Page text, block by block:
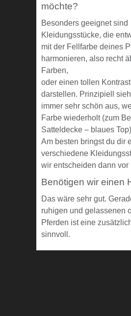
möchte?
Besonders geeignet sind
Kleidungsstücke, die
mit der Fellfarbe deines
harmonieren, also recht
Farben,
oder einen tollen
darstellen. Prinzipiell
immer sehr schön aus,
Farbe wiederholt (zum
Satteldecke – blaues Top)
Am besten bringst du dir
verschiedene
wir entscheiden dann vor
Benötigen wir einen
Das wäre sehr gut.
ruhigen und gelassenen
Pferden ist eine
sinnvoll.